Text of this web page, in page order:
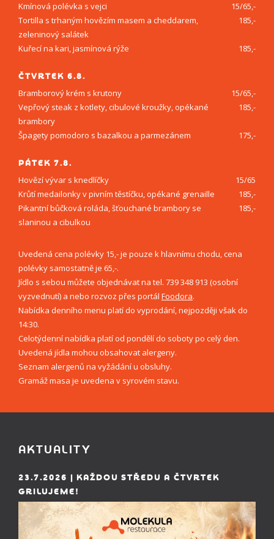
Kmínová polévka s vejci
15/65,-
Tortilla s trhaným hovězím masem a cheddarem,
zeleninový salátek
185,-
Kuřecí na kari, jasmínová rýže 185,-
ČTVRTEK 6.8.
Bramborový krém s krutony
15/65,-
Vepřový steak z kotlety, cibulové kroužky, opékané
brambory
185,-
Špagety pomodoro s bazalkou a parmezánem 175,-
PÁTEK 7.8.
Hovězí vývar s knedlíčky
15/65
Krůtí medailonky v pivním těstíčku, opékané grenaille
185,-
Pikantní bůčková roláda, šťouchané brambory se
slaninou a cibulkou
185,-
Uvedená cena polévky 15,- je pouze k hlavnímu chodu, cena
polévky samostatně je 65,-.
Jídlo s sebou můžete objednávat na tel. 739 348 913 (osobní
vyzvednutí) a nebo rozvoz přes portál Foodora.
Nabídka denního menu platí do vyprodání, nejpozději však do
14:30.
Celotýdenní nabídka platí od pondělí do soboty po celý den.
Uvedená jídla mohou obsahovat alergeny.
Seznam alergenů na vyžádání u obsluhy.
Gramáž masa je uvedena v syrovém stavu.
AKTUALITY
23.7.2026 | KAŽDOU STŘEDU A ČTVRTEK
GRILUJEME!